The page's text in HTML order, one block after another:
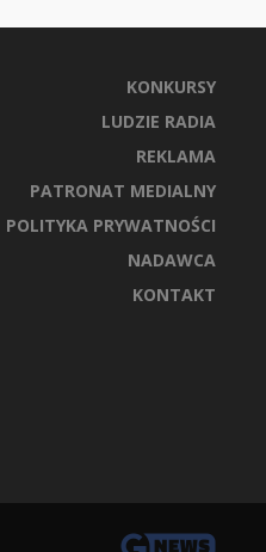
KONKURSY
LUDZIE RADIA
REKLAMA
PATRONAT MEDIALNY
POLITYKA PRYWATNOŚCI
NADAWCA
KONTAKT